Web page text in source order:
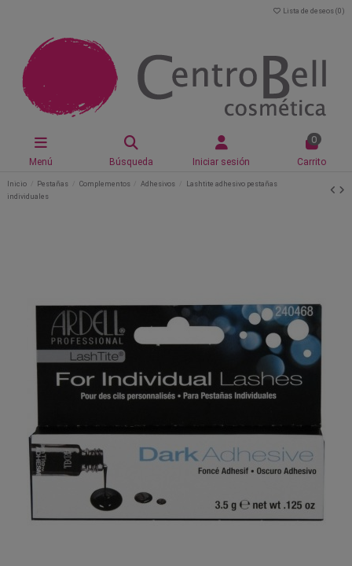
Lista de deseos (0 )
Menú Búsqueda Iniciar sesión
0
Carrito
Inicio Pestañas Complementos Adhesivos
Lashtite adhesivo pestañas
individuales